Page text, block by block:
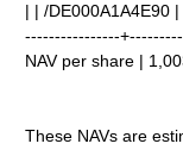
| | /DE000A1A4E90 |
----------------
NAV per share |
These NAVs are